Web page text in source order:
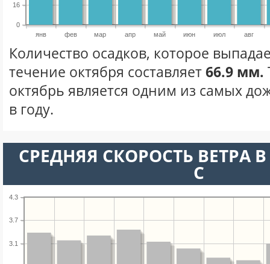
янв фев мар апр май июн июл авг
0
16
Количество осадков, которое
течение октября составляет66.9 мм.
октябрь является одним из самых
в году.
СРЕДНЯЯ СКОРОСТЬ ВЕТРА
С
3.1
3.7
4.3